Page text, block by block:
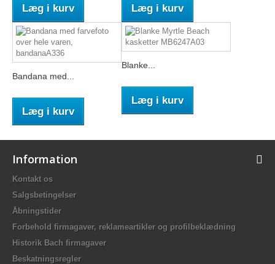
Læg i kurv Læg i kurv
Bandana med...
Læg i kurv
Blanke...
Læg i kurv
Information
Kontakt os
Salgsbetingelser
Åbningstider
Forbehold firmagaver, reklameartikler og profilbeklædning
Historik Bach firmagaver
Beskatningsregler